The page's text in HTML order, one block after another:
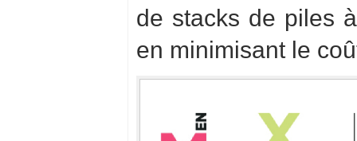
de stacks de piles
en minimisant le